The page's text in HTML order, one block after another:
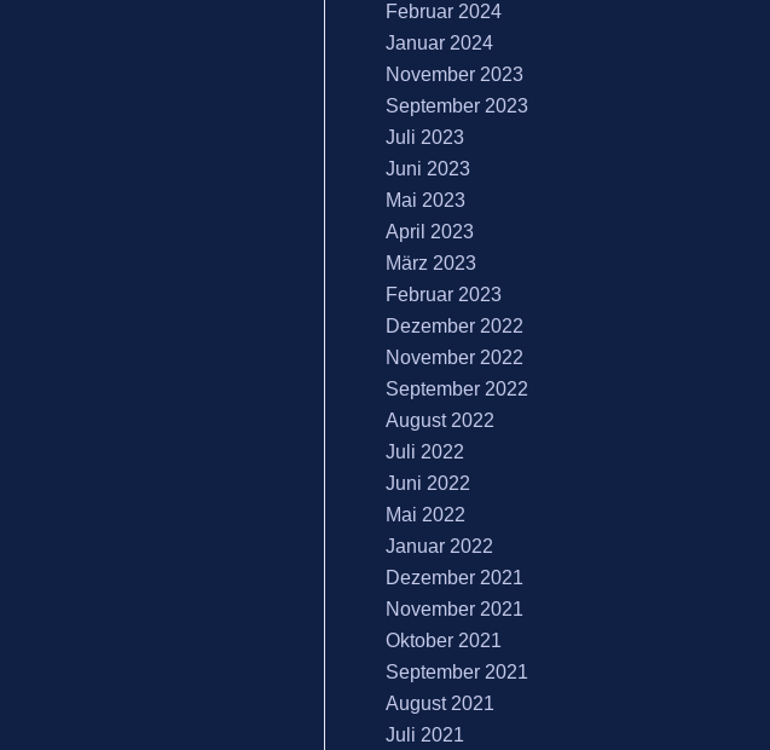
Februar 2024
Januar 2024
November 2023
September 2023
Juli 2023
Juni 2023
Mai 2023
April 2023
März 2023
Februar 2023
Dezember 2022
November 2022
September 2022
August 2022
Juli 2022
Juni 2022
Mai 2022
Januar 2022
Dezember 2021
November 2021
Oktober 2021
September 2021
August 2021
Juli 2021